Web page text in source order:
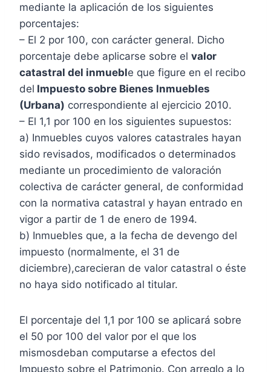
mediante la aplicación de los siguientes
porcentajes:
– El 2 por 100, con carácter general. Dicho
porcentaje debe aplicarse sobre el valor
catastral del inmueble que figure en el recibo
del Impuesto sobre Bienes Inmuebles
(Urbana) correspondiente al ejercicio 2010.
– El 1,1 por 100 en los siguientes supuestos:
a) Inmuebles cuyos valores catastrales hayan
sido revisados, modificados o determinados
mediante un procedimiento de valoración
colectiva de carácter general, de conformidad
con la normativa catastral y hayan entrado en
vigor a partir de 1 de enero de 1994.
b) Inmuebles que, a la fecha de devengo del
impuesto (normalmente, el 31 de
diciembre),carecieran de valor catastral o éste
no haya sido notificado al titular.
El porcentaje del 1,1 por 100 se aplicará sobre
el 50 por 100 del valor por el que los
mismosdeban computarse a efectos del
Impuesto sobre el Patrimonio. Con arreglo a lo